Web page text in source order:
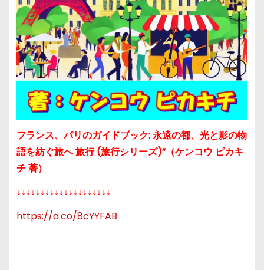
フランス、パリのガイドブック: 永遠の都、光と影の物
語を紡ぐ旅へ 旅行 (旅行シリーズ)”（ケンコウ ピカキ
チ 著）
↓↓↓↓↓↓↓↓↓↓↓↓↓↓↓↓↓↓↓↓
https://a.co/8cYYFAB